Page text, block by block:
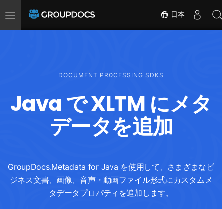
Toggle
navigation
日本
DOCUMENT PROCESSING SDKS
Java で XLTM にメタ
データを追加
GroupDocs.Metadata for Java を使用して、さまざまなビ
ジネス文書、画像、音声・動画ファイル形式にカスタムメ
タデータプロパティを追加します。